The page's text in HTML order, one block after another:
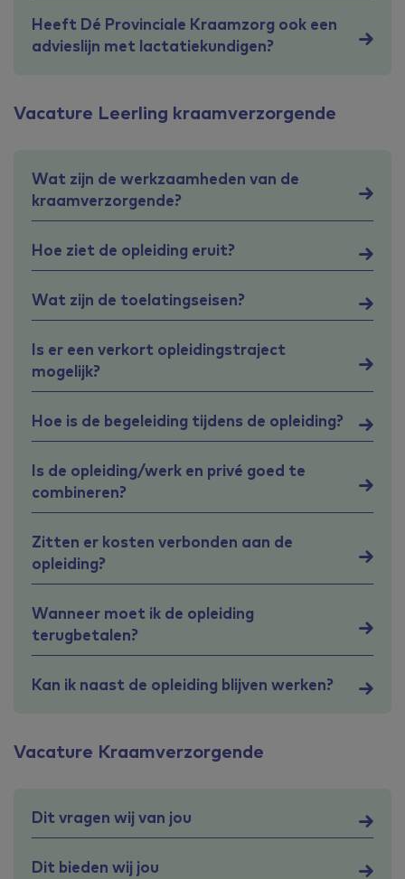
Heeft Dé Provinciale Kraamzorg ook een
advieslijn met lactatiekundigen?
Vacature Leerling kraamverzorgende
Wat zijn de werkzaamheden van de
kraamverzorgende?
Hoe ziet de opleiding eruit?
Wat zijn de toelatingseisen?
Is er een verkort opleidingstraject
mogelijk?
Hoe is de begeleiding tijdens de opleiding?
Is de opleiding/werk en privé goed te
combineren?
Zitten er kosten verbonden aan de
opleiding?
Wanneer moet ik de opleiding
terugbetalen?
Kan ik naast de opleiding blijven werken?
Vacature Kraamverzorgende
Dit vragen wij van jou
Dit bieden wij jou